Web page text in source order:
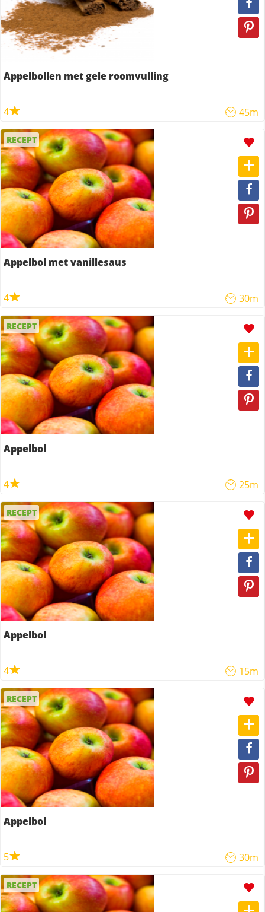
Appelbollen met gele roomvulling
4 45m
RECEPT
Appelbol met vanillesaus
4 30m
RECEPT
Appelbol
4 25m
RECEPT
Appelbol
4 15m
RECEPT
Appelbol
5 30m
RECEPT